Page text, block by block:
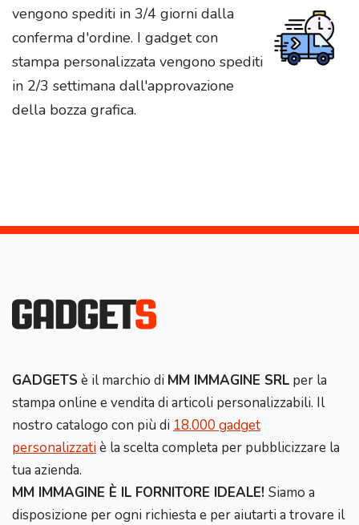
vengono spediti in 3/4 giorni dalla
conferma d'ordine. I gadget con
stampa personalizzata vengono spediti
in 2/3 settimana dall'approvazione
della bozza grafica.
GADGETS è il marchio di MM IMMAGINE SRL per la
stampa online e vendita di articoli personalizzabili. Il
nostro catalogo con più di 18.000 gadget
personalizzatiè la scelta completa per pubblicizzare la
tua azienda.
MM IMMAGINE È IL FORNITORE IDEALE! Siamo a
disposizione per ogni richiesta e per aiutarti a trovare il